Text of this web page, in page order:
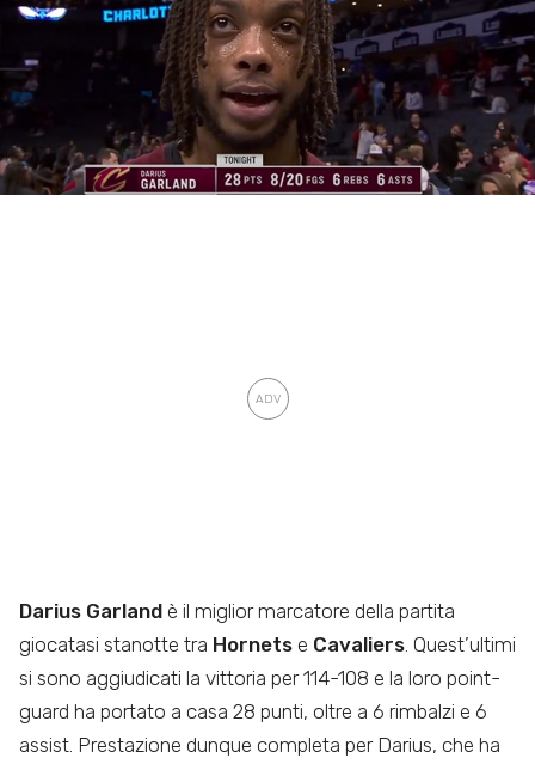
Darius Garland è il miglior marcatore della partita
giocatasi stanotte tra Hornets e Cavaliers . Quest’ultimi
si sono aggiudicati la vittoria per 114-108 e la loro point-
guard ha portato a casa 28 punti, oltre a 6 rimbalzi e 6
assist. Prestazione dunque completa per Darius, che ha